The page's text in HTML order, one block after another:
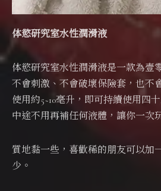
体慾研究室水性潤滑液
体慾研究室水性潤滑液是一款為壹
不會刺激、不會破壞保險套，也不
使用約5~10毫升，即可持續使用四
中途不用再補任何液體，讓你一次
質地黏一些，喜歡稀的朋友可以加
少。